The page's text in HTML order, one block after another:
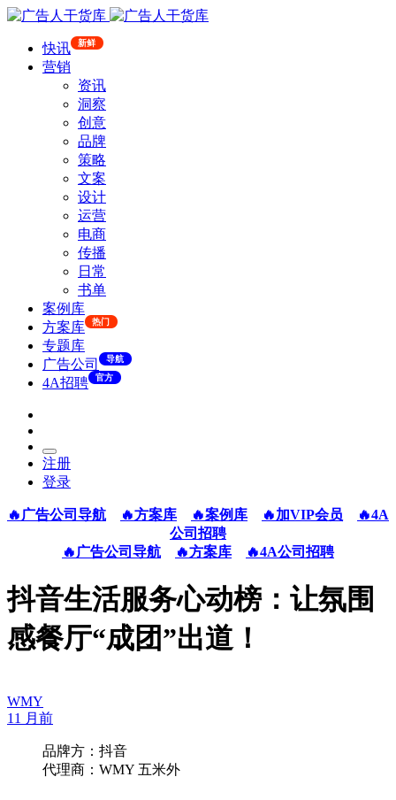
快讯 新鲜
营销
资讯
洞察
创意
品牌
策略
文案
设计
运营
电商
传播
日常
书单
案例库
方案库
热门
专题库
广告公司
导航
4A招聘 官方
注册
登录
🔥广告公司导航 🔥方案库 🔥案例库 🔥加VIP会员
🔥4A
公司招聘
🔥广告公司导航
🔥方案库 🔥4A公司招聘
抖音生活服务心动榜：让氛围
感餐厅“成团”出道！
WMY
11 月前
品牌方：抖音
代理商：WMY 五米外